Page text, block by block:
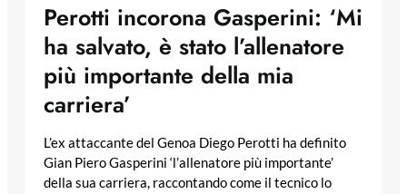
Perotti incorona Gasperini: ‘Mi
ha salvato, è stato l’allenatore
più importante della mia
carriera’
L’ex attaccante del Genoa Diego Perotti ha definito
Gian Piero Gasperini ‘l’allenatore più importante’
della sua carriera, raccontando come il tecnico lo